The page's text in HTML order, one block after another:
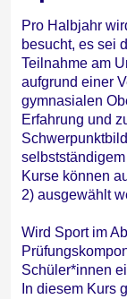
Pro Halbjahr
besucht, es sei
Teilnahme am
aufgrund einer
gymnasialen
Erfahrung und
Kurse können
2) ausgewählt
Wird Sport im
Schüler*innen
In diesem Kurs